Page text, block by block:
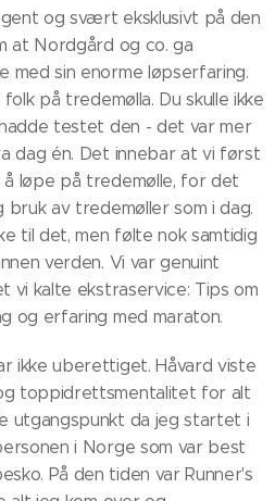
og svært eksklusivt på den
at Nordgård og co. ga
med sin enorme løpserfaring.
på tredemølla. Du skulle ikke
testet den - det var mer
dag én. Det innebar at vi først
løpe på tredemølle, for det
bruk av tredemøller som i dag.
til det, men følte nok samtidig
verden. Vi var genuint
kalte ekstraservice: Tips om
og erfaring med maraton.
ikke uberettiget. Håvard viste
toppidrettsmentalitet for alt
utgangspunkt da jeg startet i
i Norge som var best
På den tiden var Runner's